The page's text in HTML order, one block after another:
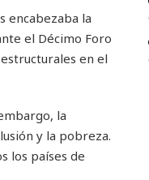
encabezaba la
el Décimo Foro
en el
la
y la pobreza.
los países de